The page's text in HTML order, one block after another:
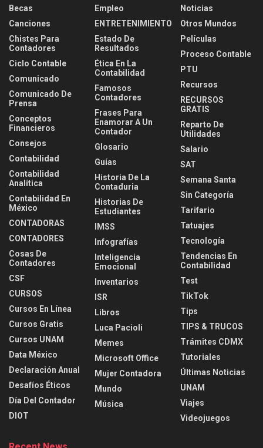
Becas
Canciones
Chistes Para
Contadores
Ciclo Contable
Comunicado
Comunicado De
Prensa
Conceptos
Financieros
Consejos
Contabilidad
Contabilidad
Analítica
Contabilidad En
México
CONTADORAS
CONTADORES
Cosas De
Contadores
CSF
CURSOS
Cursos En Línea
Cursos Gratis
Cursos UNAM
Data México
Declaración Anual
Desafíos Éticos
Día Del Contador
DIOT
Empleo
ENTRETENIMIENTO
Estado De
Resultados
Ética En La
Contabilidad
Famosos
Contadores
Frases Para
Enamorar A Un
Contador
Glosario
Guías
Historia De La
Contaduria
Historias De
Estudiantes
IMSS
Infografías
Inteligencia
Emocional
Inventarios
ISR
Libros
Luca Pacioli
Memes
Microsoft Office
Mujer Contadora
Mundo
Música
Noticias
Otros Mundos
Películas
Proceso Contable
PTU
Recursos
RECURSOS
GRATIS
Reparto De
Utilidades
Salario
SAT
Semana Santa
Sin Categoría
Tarifario
Tatuajes
Tecnología
Tendencias En
Contabilidad
Test
TikTok
Tips
TIPS & TRUCOS
Trámites CDMX
Tutoriales
Últimas Noticias
UNAM
Viajes
Videojuegos